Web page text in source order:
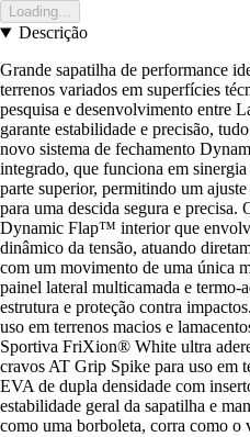
Loading...
Descrição
Grande sapatilha de performance
terrenos variados em superfícies
pesquisa e desenvolvimento entre
garante estabilidade e precisão,
novo sistema de fechamento
integrado, que funciona em
parte superior, permitindo um
para uma descida segura e precisa.
Dynamic Flap™ interior que
dinâmico da tensão, atuando
com um movimento de uma única
painel lateral multicamada e termo-
estrutura e proteção contra
uso em terrenos macios e
Sportiva FriXion® White ultra
cravos AT Grip Spike para uso em
EVA de dupla densidade com
estabilidade geral da sapatilha e
como uma borboleta, corra como o